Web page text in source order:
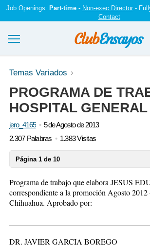
Job Openings: Part-time- Non-exec Director-
Contact
Ensayos y trabajos
Registrarse
Iniciar sesión
Temas Variados
PROGRAMA DE
HOSPITAL
jero_4165
5 de Agosto de 2013
2.307 Palabras
1.383 Visitas
Página 1 de 10
Programa de trabajo que elabora JESUS
correspondiente a la promoción Agosto
Chihuahua. Aprobado por:
DR. JAVIER GARCIA BOREGO